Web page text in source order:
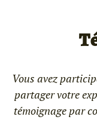
Vous avez
partager votre
témoignage par